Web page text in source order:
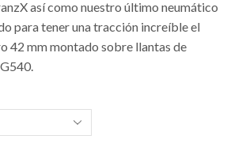
así como nuestro último neumático
para tener una tracción increíble el
42 mm montado sobre llantas de